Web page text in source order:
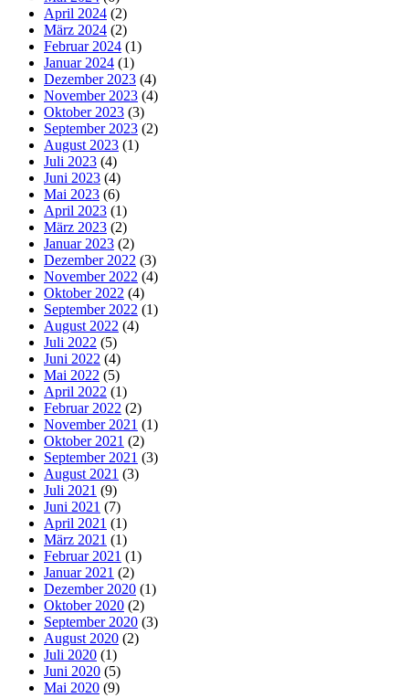
April 2024 (2)
März 2024 (2)
Februar 2024 (1)
Januar 2024 (1)
Dezember 2023 (4)
November 2023 (4)
Oktober 2023 (3)
September 2023 (2)
August 2023 (1)
Juli 2023 (4)
Juni 2023 (4)
Mai 2023 (6)
April 2023 (1)
März 2023 (2)
Januar 2023 (2)
Dezember 2022 (3)
November 2022 (4)
Oktober 2022 (4)
September 2022 (1)
August 2022 (4)
Juli 2022 (5)
Juni 2022 (4)
Mai 2022 (5)
April 2022 (1)
Februar 2022 (2)
November 2021 (1)
Oktober 2021 (2)
September 2021 (3)
August 2021 (3)
Juli 2021 (9)
Juni 2021 (7)
April 2021 (1)
März 2021 (1)
Februar 2021 (1)
Januar 2021 (2)
Dezember 2020 (1)
Oktober 2020 (2)
September 2020 (3)
August 2020 (2)
Juli 2020 (1)
Juni 2020 (5)
Mai 2020 (9)